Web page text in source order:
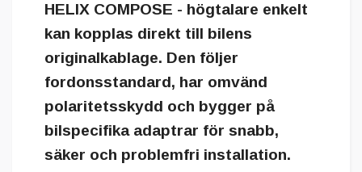
HELIX COMPOSE - högtalare enkelt
kan kopplas direkt till bilens
originalkablage. Den följer
fordonsstandard, har omvänd
polaritetsskydd och bygger på
bilspecifika adaptrar för snabb,
säker och problemfri installation.